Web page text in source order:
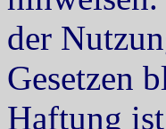
der
Gesetzen
Haftung